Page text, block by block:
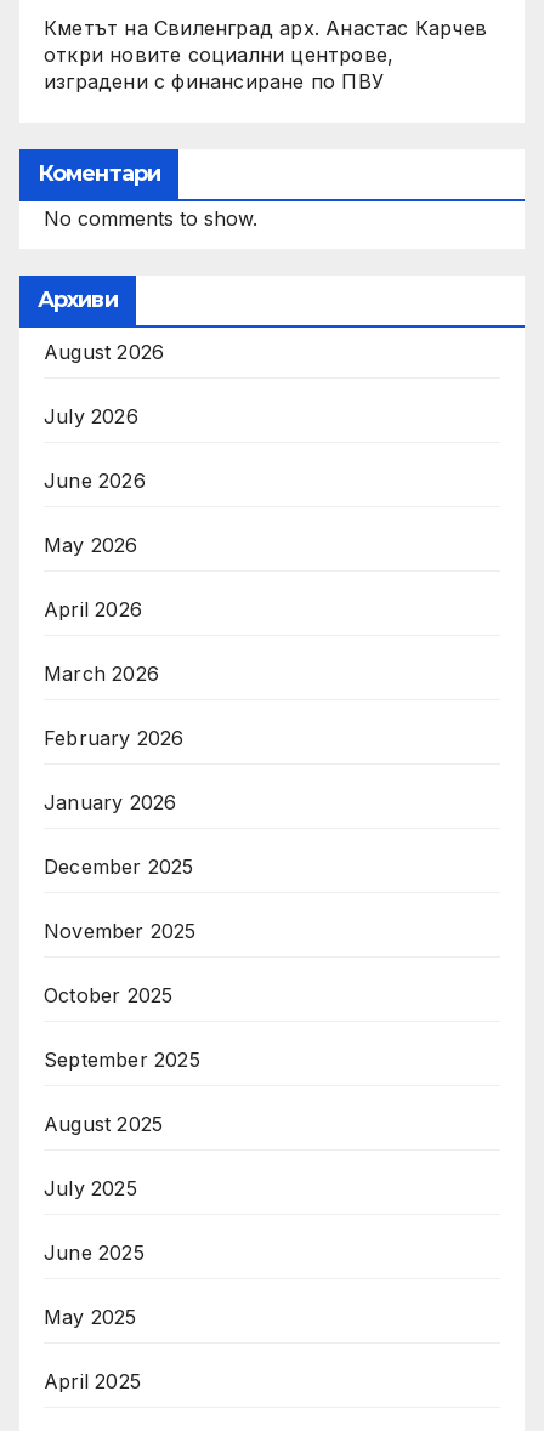
Кметът на Свиленград арх. Анастас Карчев
откри новите социални центрове,
изградени с финансиране по ПВУ
Коментари
No comments to show.
Архиви
August 2026
July 2026
June 2026
May 2026
April 2026
March 2026
February 2026
January 2026
December 2025
November 2025
October 2025
September 2025
August 2025
July 2025
June 2025
May 2025
April 2025